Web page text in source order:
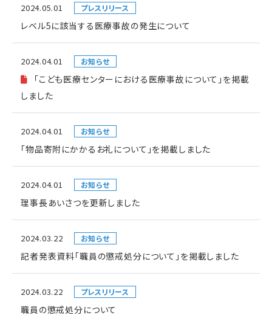
2024.05.01 プレスリリース
レベル5に該当する医療事故の発生について
2024.04.01 お知らせ
「こども医療センターにおける医療事故について」を掲載
しました
2024.04.01 お知らせ
「物品寄附にかかるお礼について」を掲載しました
2024.04.01 お知らせ
理事長あいさつを更新しました
2024.03.22 お知らせ
記者発表資料「職員の懲戒処分について」を掲載しました
2024.03.22 プレスリリース
職員の懲戒処分について